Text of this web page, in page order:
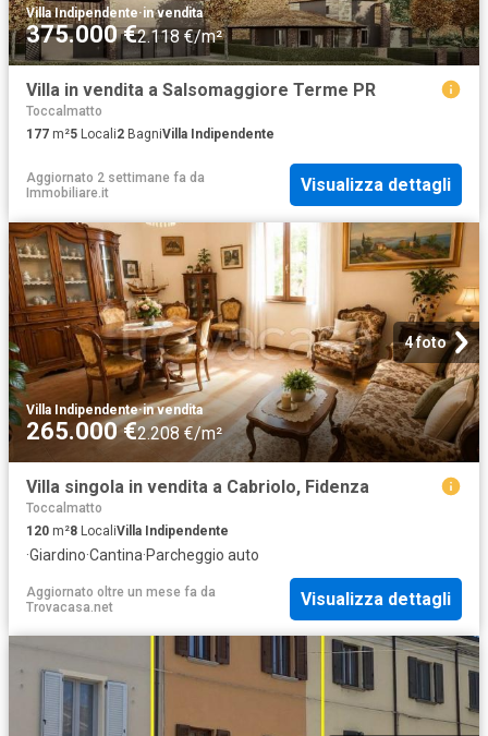
Villa Indipendente·in vendita
375.000 €2.118 €/m²
Villa in vendita a Salsomaggiore Terme PR
Toccalmatto
177 m²5 Locali2 BagniVilla Indipendente
Aggiornato 2 settimane fa da
Immobiliare.it
Visualizza dettagli
4 foto
Villa Indipendente·in vendita
265.000 €2.208 €/m²
Villa singola in vendita a Cabriolo, Fidenza
Toccalmatto
120 m²8 LocaliVilla Indipendente
·Giardino·Cantina·Parcheggio auto
Aggiornato oltre un mese fa da
Trovacasa.net
Visualizza dettagli